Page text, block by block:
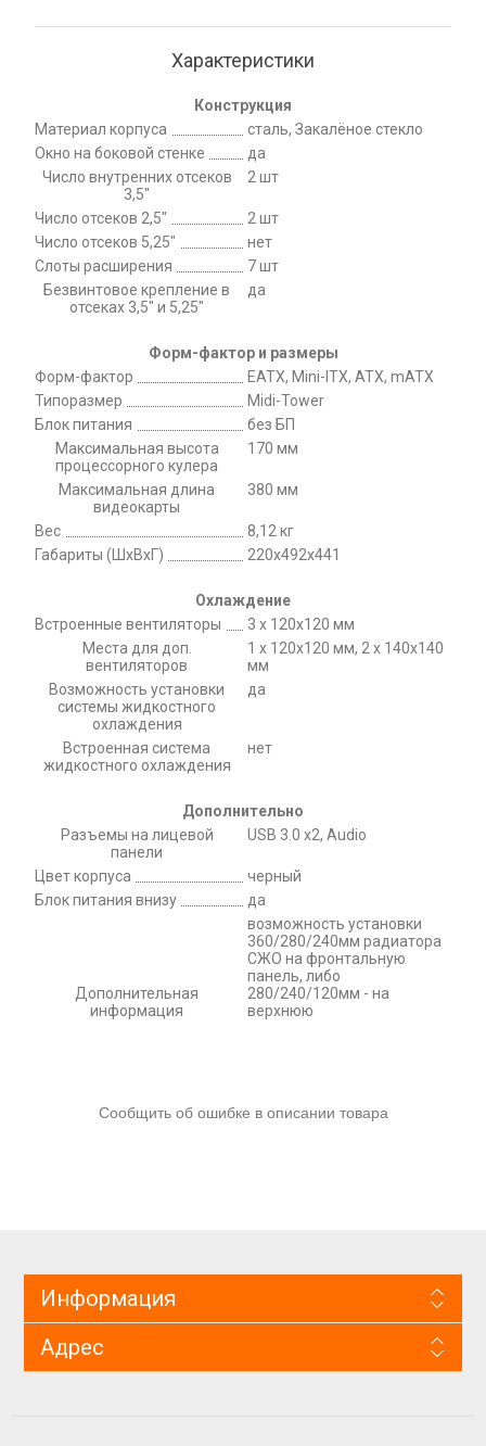
Характеристики
Конструкция
Материал корпуса
сталь, Закалёное стекло
Окно на боковой стенке
да
Число внутренних отсеков
3,5"
2 шт
Число отсеков 2,5"
2 шт
Число отсеков 5,25"
нет
Слоты расширения
7 шт
Безвинтовое крепление в
отсеках 3,5" и 5,25"
да
Форм-фактор и размеры
Форм-фактор
EATX, Mini-ITX, ATX, mATX
Типоразмер
Midi-Tower
Блок питания
без БП
Максимальная высота
процессорного кулера
170 мм
Максимальная длина
видеокарты
380 мм
Вес
8,12 кг
Габариты (ШхВхГ)
220х492х441
Охлаждение
Встроенные вентиляторы
3 x 120x120 мм
Места для доп.
вентиляторов
1 x 120x120 мм, 2 x 140x140
мм
Возможность установки
системы жидкостного
охлаждения
да
Встроенная система
жидкостного охлаждения
нет
Дополнительно
Разъемы на лицевой
панели
USB 3.0 x2, Audio
Цвет корпуса
черный
Блок питания внизу
да
Дополнительная
информация
возможность установки
360/280/240мм радиатора
СЖО на фронтальную
панель, либо
280/240/120мм - на
верхнюю
Сообщить об ошибке в описании товара
Информация
Адрес